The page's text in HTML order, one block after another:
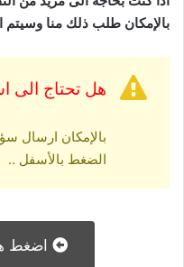
بالإمكان طلب ذلك منا وسيتم
هل تحتاج الى
بالإمكان ارسال
الضغط بالأسفل ..
اضغط